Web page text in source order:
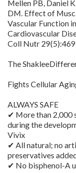
Mellen PB, Daniel
DM. Effect of
Vascular Function
Cardiovascular
Coll Nutr
The
Fights Cellular
ALWAYS SAFE
✔ More than 2,000
during the
Vivix
✔ All natural; no
preservatives
✔ No bisphenol-A